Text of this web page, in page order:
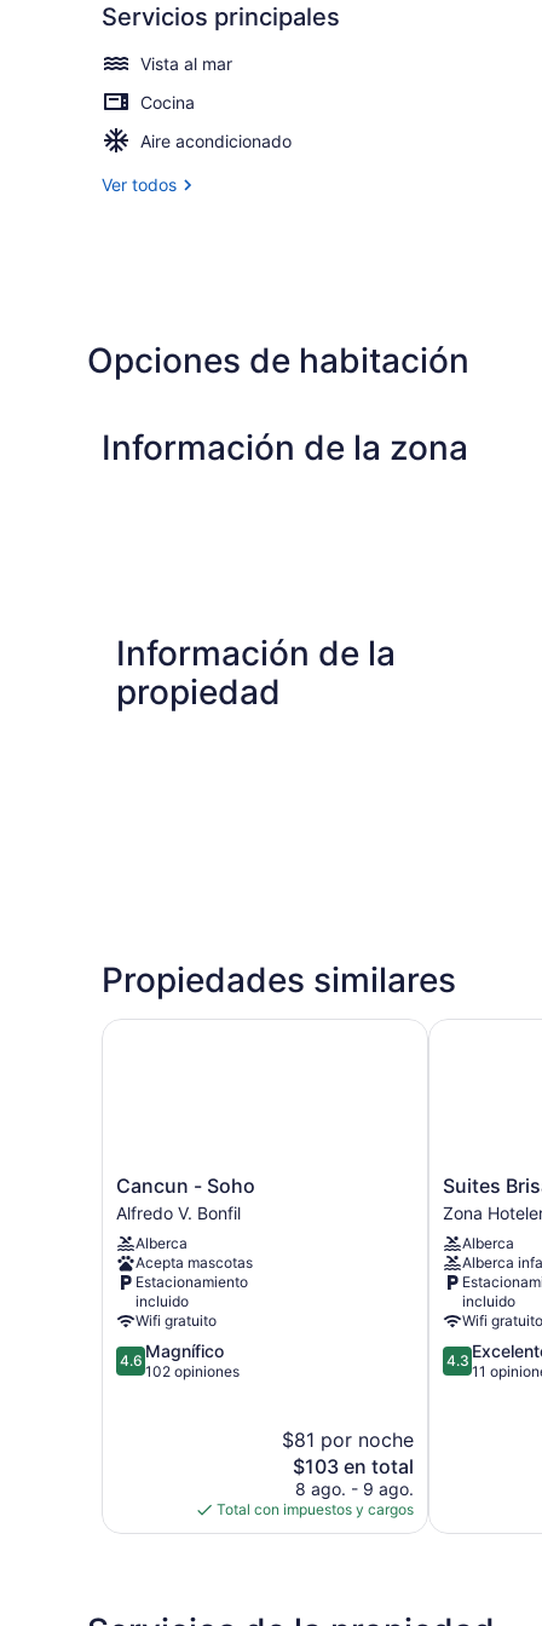
Assistance
+
Breakfast
Servicios principales
Vista al mar
Cocina
Aire acondicionado
Ver todos
Opciones de habitación
Información de la zona
Información de la
propiedad
Propiedades similares
Cancun
-
Soho
Alfredo
V.
Bonfil
Cancun - Soho
Alfredo V. Bonfil
Alberca
Acepta mascotas
Estacionamiento
incluido
Wifi gratuito
4.6
de
4.6 Magnífico
102 opiniones
$81 por noche
El
precio
actual
es
$103 en total
8 ago. - 9 ago.
Total con impuestos y cargos
Cancun - Soho
Suites
Brisas
Cancun
Zona
Hotelera
Suites
Zona
Alberca
Alberca
incluido
Wifi gratuito
4.3
de
4.3
11
Suites